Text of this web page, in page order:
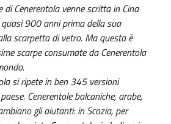
di Cenerentola venne scritta in Cina
900 anni prima della sua
scarpetta di vetro. Ma questa è
scarpe consumate da Cenerentola
si ripete in ben 345 versioni
Cenerentole balcaniche, arabe,
gli aiutanti: in Scozia, per